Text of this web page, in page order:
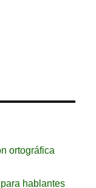
ortográfica
hablantes